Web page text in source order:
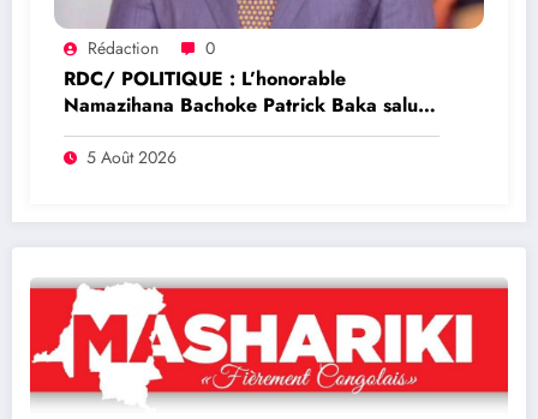
Rédaction 0
RDC/ POLITIQUE : L’honorable
Namazihana Bachoke Patrick Baka salue
la suspension de l’arrêté interministériel
sur l’économie numérique
5 Août 2026